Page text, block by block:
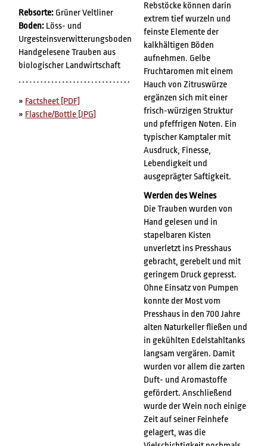
Rebsorte: Grüner Veltliner
Boden: Löss- und
Urgesteinsverwitterungsboden
Handgelesene Trauben aus
biologischer Landwirtschaft
» Factsheet [PDF]
» Flasche/Bottle [JPG]
Rebstöcke können darin
extrem tief wurzeln und
feinste Elemente der
kalkhältigen Böden
aufnehmen. Gelbe
Fruchtaromen mit einem
Hauch von Zitruswürze
ergänzen sich mit einer
frisch-würzigen Struktur
und pfeffrigen Noten. Ein
typischer Kamptaler mit
Ausdruck, Finesse,
Lebendigkeit und
ausgeprägter Saftigkeit.
Werden des Weines
Die Trauben wurden von
Hand gelesen und in
stapelbaren Kisten
unverletzt ins Presshaus
gebracht, gerebelt und mit
geringem Druck gepresst.
Ohne Einsatz von Pumpen
konnte der Most vom
Presshaus in den 700 Jahre
alten Naturkeller fließen und
in gekühlten Edelstahltanks
langsam vergären. Damit
wurden vor allem die zarten
Duft- und Aromastoffe
gefördert. Anschließend
wurde der Wein noch einige
Zeit auf seiner Feinhefe
gelagert, was die